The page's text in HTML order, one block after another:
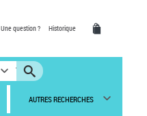
Une question ? Historique
AUTRES RECHERCHES